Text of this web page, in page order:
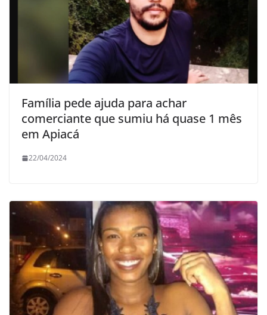
Família pede ajuda para achar
comerciante que sumiu há quase 1 mês
em Apiacá
22/04/2024